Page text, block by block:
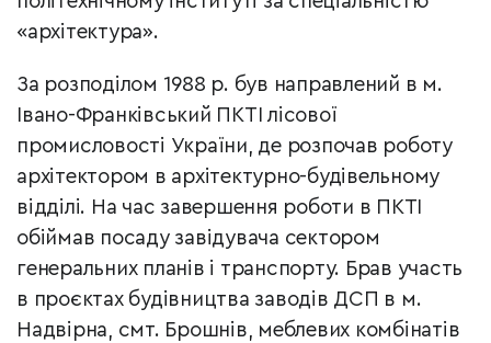
«архітектура».
За розподілом 1988 р. був направлений в м.
Івано-Франківський ПКТІ лісової
промисловості України, де розпочав роботу
архітектором в архітектурно-будівельному
відділі. На час завершення роботи в ПКТІ
обіймав посаду завідувача сектором
генеральних планів і транспорту. Брав участь
в проєктах будівництва заводів ДСП в м.
Надвірна, смт. Брошнів, меблевих комбінатів